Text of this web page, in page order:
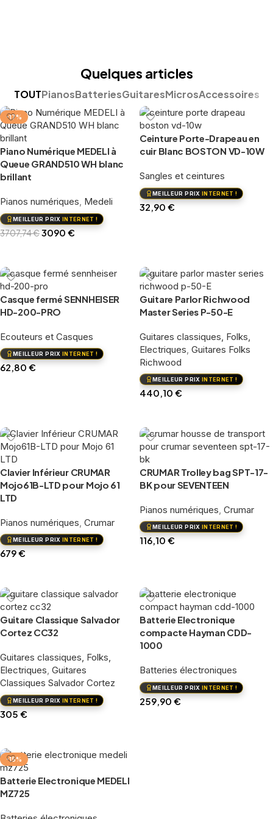
Quelques articles
TOUTPianosBatteriesGuitaresMicrosAccessoires
-17%
Piano Numérique MEDELI à
Queue GRAND510 WH blanc
brillant
Pianos numériques, Medeli
MEILLEUR PRIX INTERNET !
3707,74€3090 €
Ceinture Porte-Drapeau en
cuir Blanc BOSTON VD-10W
Sangles et ceintures
MEILLEUR PRIX INTERNET !
32,90 €
Casque fermé SENNHEISER
HD-200-PRO
Ecouteurs et Casques
MEILLEUR PRIX INTERNET !
62,80 €
Guitare Parlor Richwood
Master Series P-50-E
Guitares classiques, Folks,
Electriques Guitares Folks
Richwood
MEILLEUR PRIX INTERNET !
440,10 €
Clavier Inférieur CRUMAR
Mojo61B-LTD pour Mojo 61
LTD
Pianos numériques, Crumar
MEILLEUR PRIX INTERNET !
679€
CRUMAR Trolley bag SPT-17-
BK pour SEVENTEEN
Pianos numériques, Crumar
MEILLEUR PRIX INTERNET !
116,10 €
Guitare Classique Salvador
Cortez CC32
Guitares classiques, Folks,
Electriques, Guitares
Classiques Salvador Cortez
MEILLEUR PRIX INTERNET !
305 €
Batterie Electronique
compacte Hayman CDD-
1000
Batteries électroniques
MEILLEUR PRIX INTERNET !
259,90 €
-15%
Batterie Electronique MEDELI
MZ725